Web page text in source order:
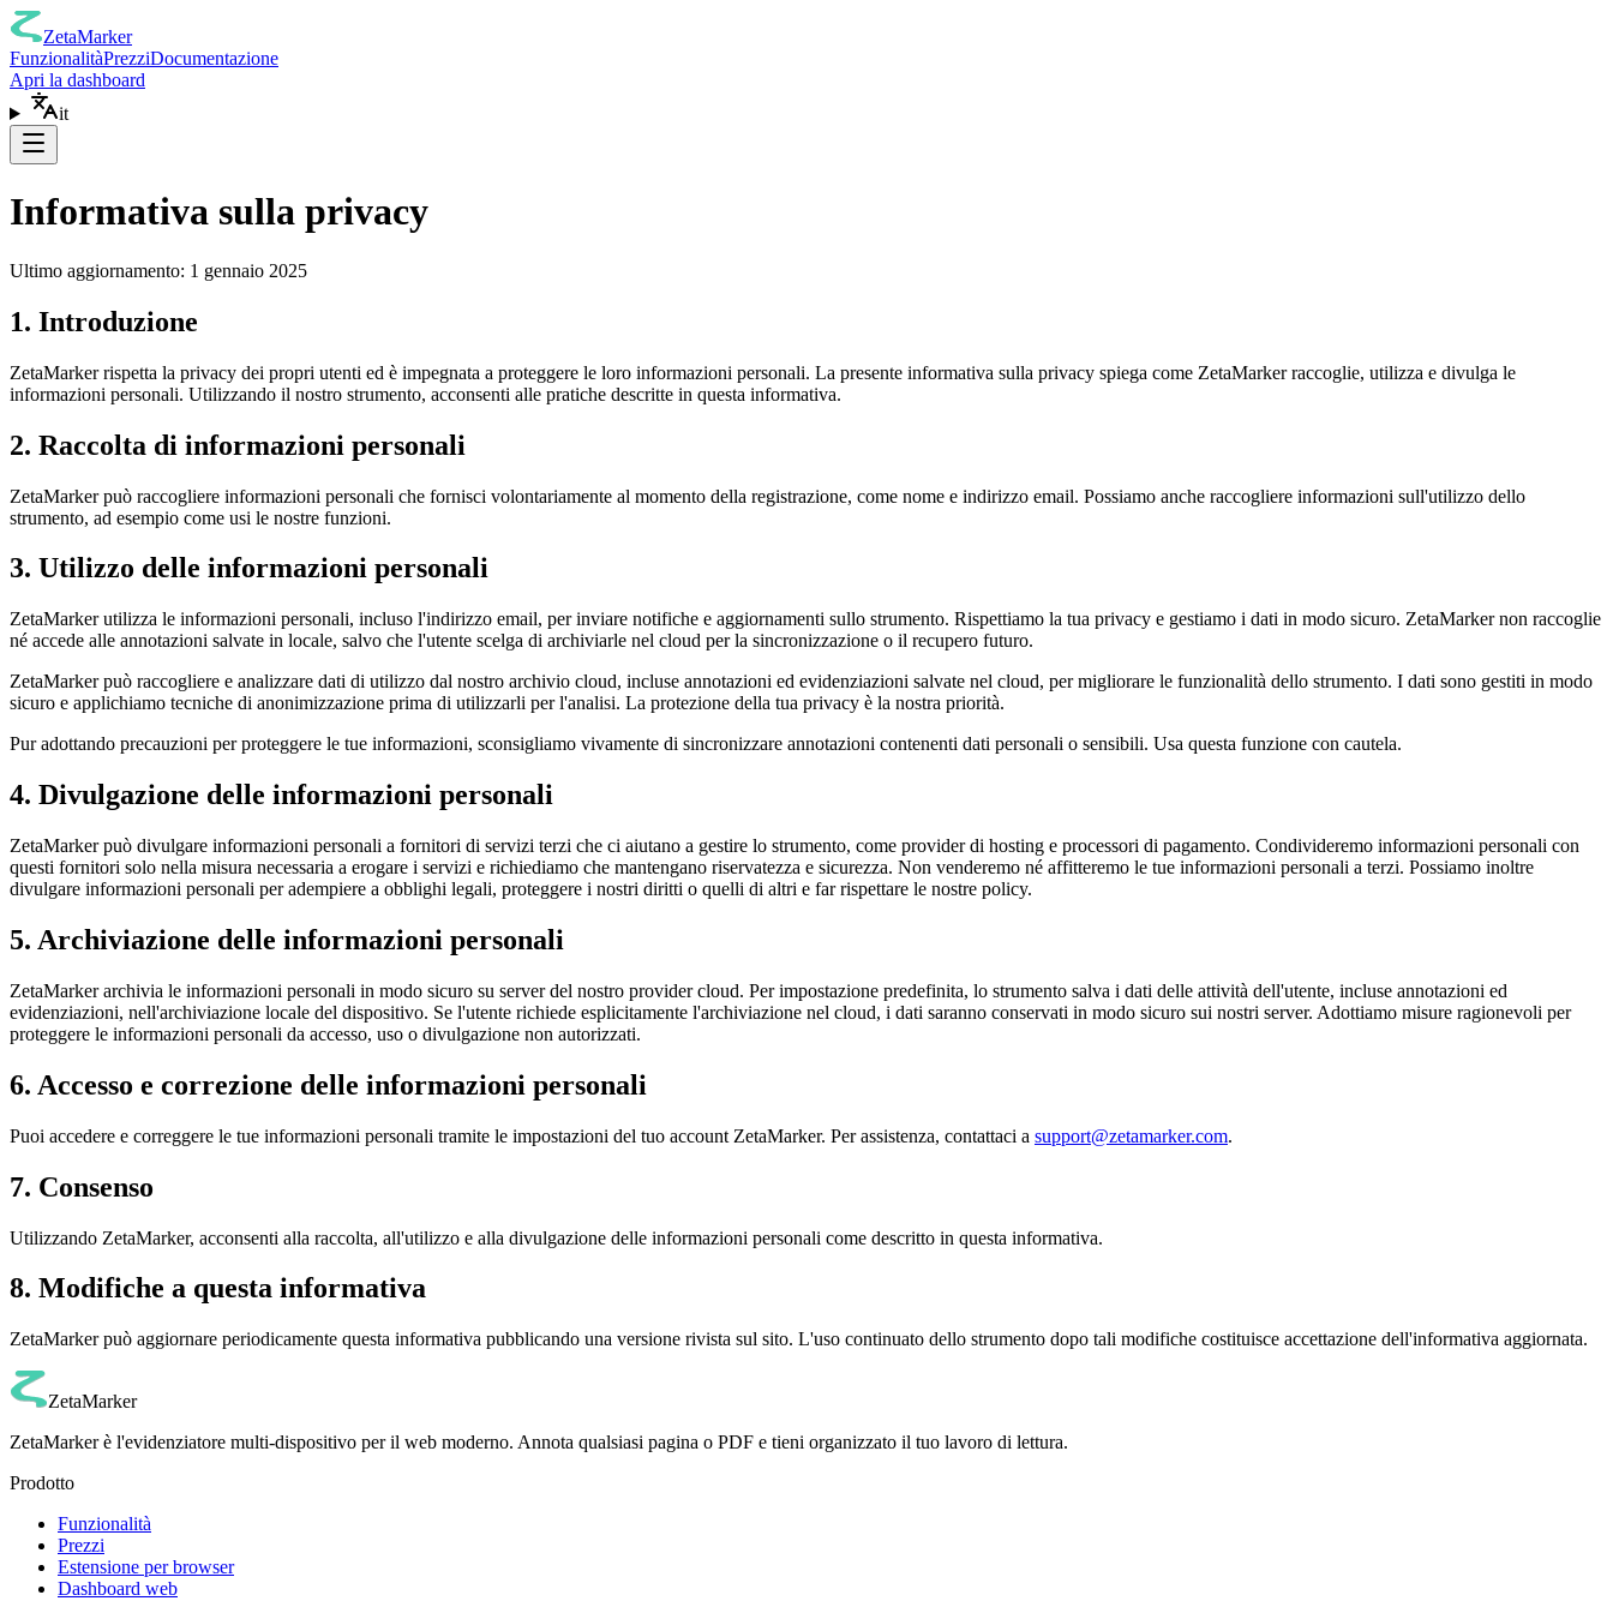
ZetaMarker
FunzionalitàPrezziDocumentazione
Apri la dashboard
it
Informativa sulla privacy
Ultimo aggiornamento: 1 gennaio 2025
1. Introduzione
ZetaMarker rispetta la privacy dei propri utenti ed è impegnata a proteggere le loro informazioni personali. La presente informativa sulla privacy spiega come ZetaMarker raccoglie, utilizza e divulga le
informazioni personali. Utilizzando il nostro strumento, acconsenti alle pratiche descritte in questa informativa.
2. Raccolta di informazioni personali
ZetaMarker può raccogliere informazioni personali che fornisci volontariamente al momento della registrazione, come nome e indirizzo email. Possiamo anche raccogliere informazioni sull'utilizzo dello
strumento, ad esempio come usi le nostre funzioni.
3. Utilizzo delle informazioni personali
ZetaMarker utilizza le informazioni personali, incluso l'indirizzo email, per inviare notifiche e aggiornamenti sullo strumento. Rispettiamo la tua privacy e gestiamo i dati in modo sicuro. ZetaMarker non raccoglie
né accede alle annotazioni salvate in locale, salvo che l'utente scelga di archiviarle nel cloud per la sincronizzazione o il recupero futuro.
ZetaMarker può raccogliere e analizzare dati di utilizzo dal nostro archivio cloud, incluse annotazioni ed evidenziazioni salvate nel cloud, per migliorare le funzionalità dello strumento. I dati sono gestiti in modo
sicuro e applichiamo tecniche di anonimizzazione prima di utilizzarli per l'analisi. La protezione della tua privacy è la nostra priorità.
Pur adottando precauzioni per proteggere le tue informazioni, sconsigliamo vivamente di sincronizzare annotazioni contenenti dati personali o sensibili. Usa questa funzione con cautela.
4. Divulgazione delle informazioni personali
ZetaMarker può divulgare informazioni personali a fornitori di servizi terzi che ci aiutano a gestire lo strumento, come provider di hosting e processori di pagamento. Condivideremo informazioni personali con
questi fornitori solo nella misura necessaria a erogare i servizi e richiediamo che mantengano riservatezza e sicurezza. Non venderemo né affitteremo le tue informazioni personali a terzi. Possiamo inoltre
divulgare informazioni personali per adempiere a obblighi legali, proteggere i nostri diritti o quelli di altri e far rispettare le nostre policy.
5. Archiviazione delle informazioni personali
ZetaMarker archivia le informazioni personali in modo sicuro su server del nostro provider cloud. Per impostazione predefinita, lo strumento salva i dati delle attività dell'utente, incluse annotazioni ed
evidenziazioni, nell'archiviazione locale del dispositivo. Se l'utente richiede esplicitamente l'archiviazione nel cloud, i dati saranno conservati in modo sicuro sui nostri server. Adottiamo misure ragionevoli per
proteggere le informazioni personali da accesso, uso o divulgazione non autorizzati.
6. Accesso e correzione delle informazioni personali
Puoi accedere e correggere le tue informazioni personali tramite le impostazioni del tuo account ZetaMarker. Per assistenza, contattaci a support@zetamarker.com.
7. Consenso
Utilizzando ZetaMarker, acconsenti alla raccolta, all'utilizzo e alla divulgazione delle informazioni personali come descritto in questa informativa.
8. Modifiche a questa informativa
ZetaMarker può aggiornare periodicamente questa informativa pubblicando una versione rivista sul sito. L'uso continuato dello strumento dopo tali modifiche costituisce accettazione dell'informativa aggiornata.
ZetaMarker
ZetaMarker è l'evidenziatore multi-dispositivo per il web moderno. Annota qualsiasi pagina o PDF e tieni organizzato il tuo lavoro di lettura.
Prodotto
Funzionalità
Prezzi
Estensione per browser
Dashboard web